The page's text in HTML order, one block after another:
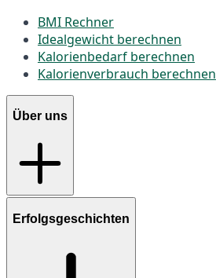
BMI Rechner
Idealgewicht berechnen
Kalorienbedarf berechnen
Kalorienverbrauch berechnen
Über uns
Erfolgsgeschichten